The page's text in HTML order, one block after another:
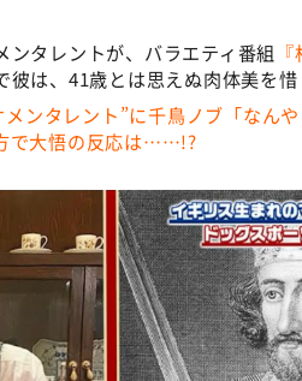
タレントが、バラエティ番組
は、41歳とは思えぬ肉体美を
メンタレント”に千鳥ノブ「なん
で大悟の反応は……!?